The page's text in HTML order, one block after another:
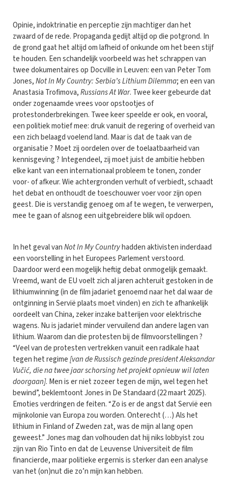
Opinie, indoktrinatie en perceptie zijn machtiger dan het
zwaard of de rede. Propaganda gedijt altijd op die potgrond. In
de grond gaat het altijd om lafheid of onkunde om het been stijf
te houden. Een schandelijk voorbeeld was het schrappen van
twee dokumentaires op Docville in Leuven: een van Peter Tom
Jones,Not In My Country: Serbia’s Lithium Dilemma; en een van
Anastasia Trofimova,Russians At War. Twee keer gebeurde dat
onder zogenaamde vrees voor opstootjes of
protestonderbrekingen. Twee keer speelde er ook, en vooral,
een politiek motief mee: druk vanuit de regering of overheid van
een zich belaagd voelend land. Maar is dat de taak van de
organisatie ? Moet zij oordelen over de toelaatbaarheid van
kennisgeving ? Integendeel, zij moet juist de ambitie hebben
elke kant van een internationaal probleem te tonen, zonder
voor- of afkeur. Wie achtergronden verhult of verbiedt, schaadt
het debat en onthoudt de toeschouwer voer voor zijn open
geest. Die is verstandig genoeg om af te wegen, te verwerpen,
mee te gaan of alsnog een uitgebreidere blik wil opdoen.
In het geval vanNot In My Countryhadden aktivisten inderdaad
een voorstelling in het Europees Parlement verstoord.
Daardoor werd een mogelijk heftig debat onmogelijk gemaakt.
Vreemd, want de EU voelt zich al jaren achteruit gestoken in de
lithiumwinning (in de film jadariet genoemd naar het dal waar de
ontginning in Servië plaats moet vinden) en zich te afhankelijk
oordeelt van China, zeker inzake batterijen voor elektrische
wagens. Nu is jadariet minder vervuilend dan andere lagen van
lithium. Waarom dan die protesten bij de filmvoorstellingen ?
“Veel van de protesten vertrekken vanuit een radikale haat
tegen het regime[van de Russisch gezinde president Aleksandar
Vučić, die na twee jaar schorsing het projekt opnieuw wil laten
doorgaan]. Men is er niet zozeer tegen de mijn, wel tegen het
bewind”, beklemtoont Jones in De Standaard (22 maart 2025).
Emoties verdringen de feiten. “Zo is er de angst dat Servië een
mijnkolonie van Europa zou worden. Onterecht (…) Als het
lithium in Finland of Zweden zat, was de mijn al lang open
geweest.” Jones mag dan volhouden dat hij niks lobbyist zou
zijn van Rio Tinto en dat de Leuvense Universiteit de film
financierde, maar politieke ergernis is sterker dan een analyse
van het (on)nut die zo’n mijn kan hebben.